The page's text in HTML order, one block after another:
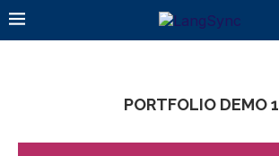
PORTFOLIO DEMO 1